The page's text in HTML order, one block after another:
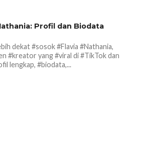
Profil dan Biodata
dekat #sosok #Flavia #Nathania,
#kreator yang #viral di #TikTok dan
lengkap, #biodata,...